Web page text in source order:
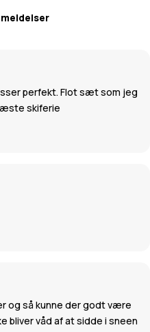
perfekt. Flot sæt som jeg
skiferie
og så kunne der godt være
bliver våd af at sidde i sneen